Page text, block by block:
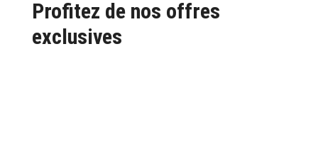
Profitez de nos offres
exclusives